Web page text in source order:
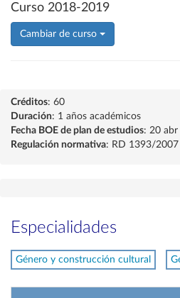
Curso 2018-2019
Cambiar de curso
Créditos: 60
Duración: 1 años académicos
Fecha BOE de plan de estudios: 20 abr
Regulación normativa: RD 1393/2007
Especialidades
Género y construcción cultural